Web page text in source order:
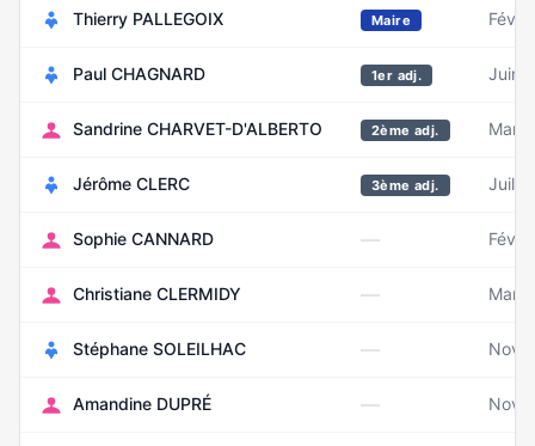
Thierry PALLEGOIX Maire
Paul CHAGNARD 1er adj. Juin
Sandrine CHARVET-D'ALBERTO 2ème adj. Mars
Jérôme CLERC 3ème adj.
Sophie CANNARD —
Christiane CLERMIDY — Mars
Stéphane SOLEILHAC —
Amandine DUPRÉ —